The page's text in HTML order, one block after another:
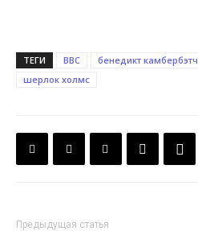
ТЕГИ BBC бенедикт камбербэтч
шерлок холмс
Предыдущая статья